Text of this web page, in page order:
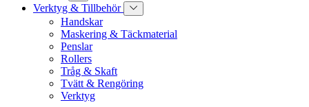
Verktyg & Tillbehör
Handskar
Maskering & Täckmaterial
Penslar
Rollers
Tråg & Skaft
Tvätt & Rengöring
Verktyg